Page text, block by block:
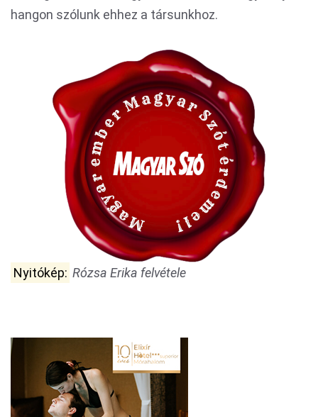
hangon szólunk ehhez a társunkhoz.
Nyitókép: Rózsa Erika felvétele